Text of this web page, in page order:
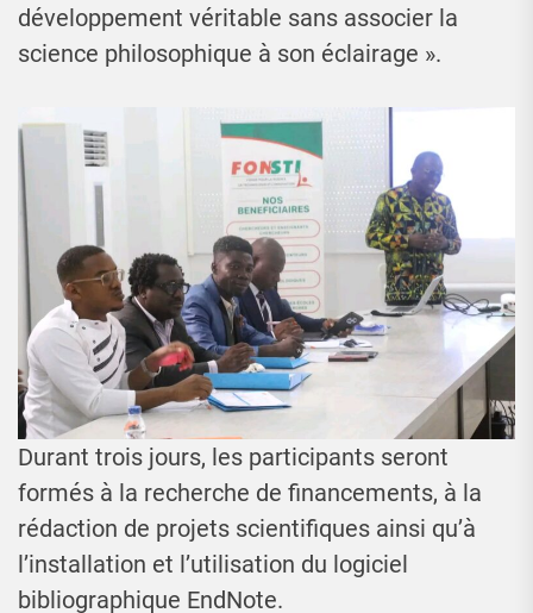
développement véritable sans associer la
science philosophique à son éclairage ».
Durant trois jours, les participants seront
formés à la recherche de financements, à la
rédaction de projets scientifiques ainsi qu’à
l’installation et l’utilisation du logiciel
bibliographique EndNote.